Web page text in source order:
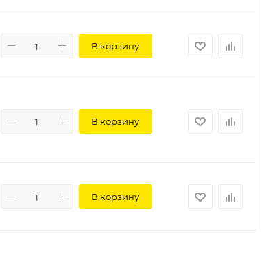
В корзину
В корзину
В корзину